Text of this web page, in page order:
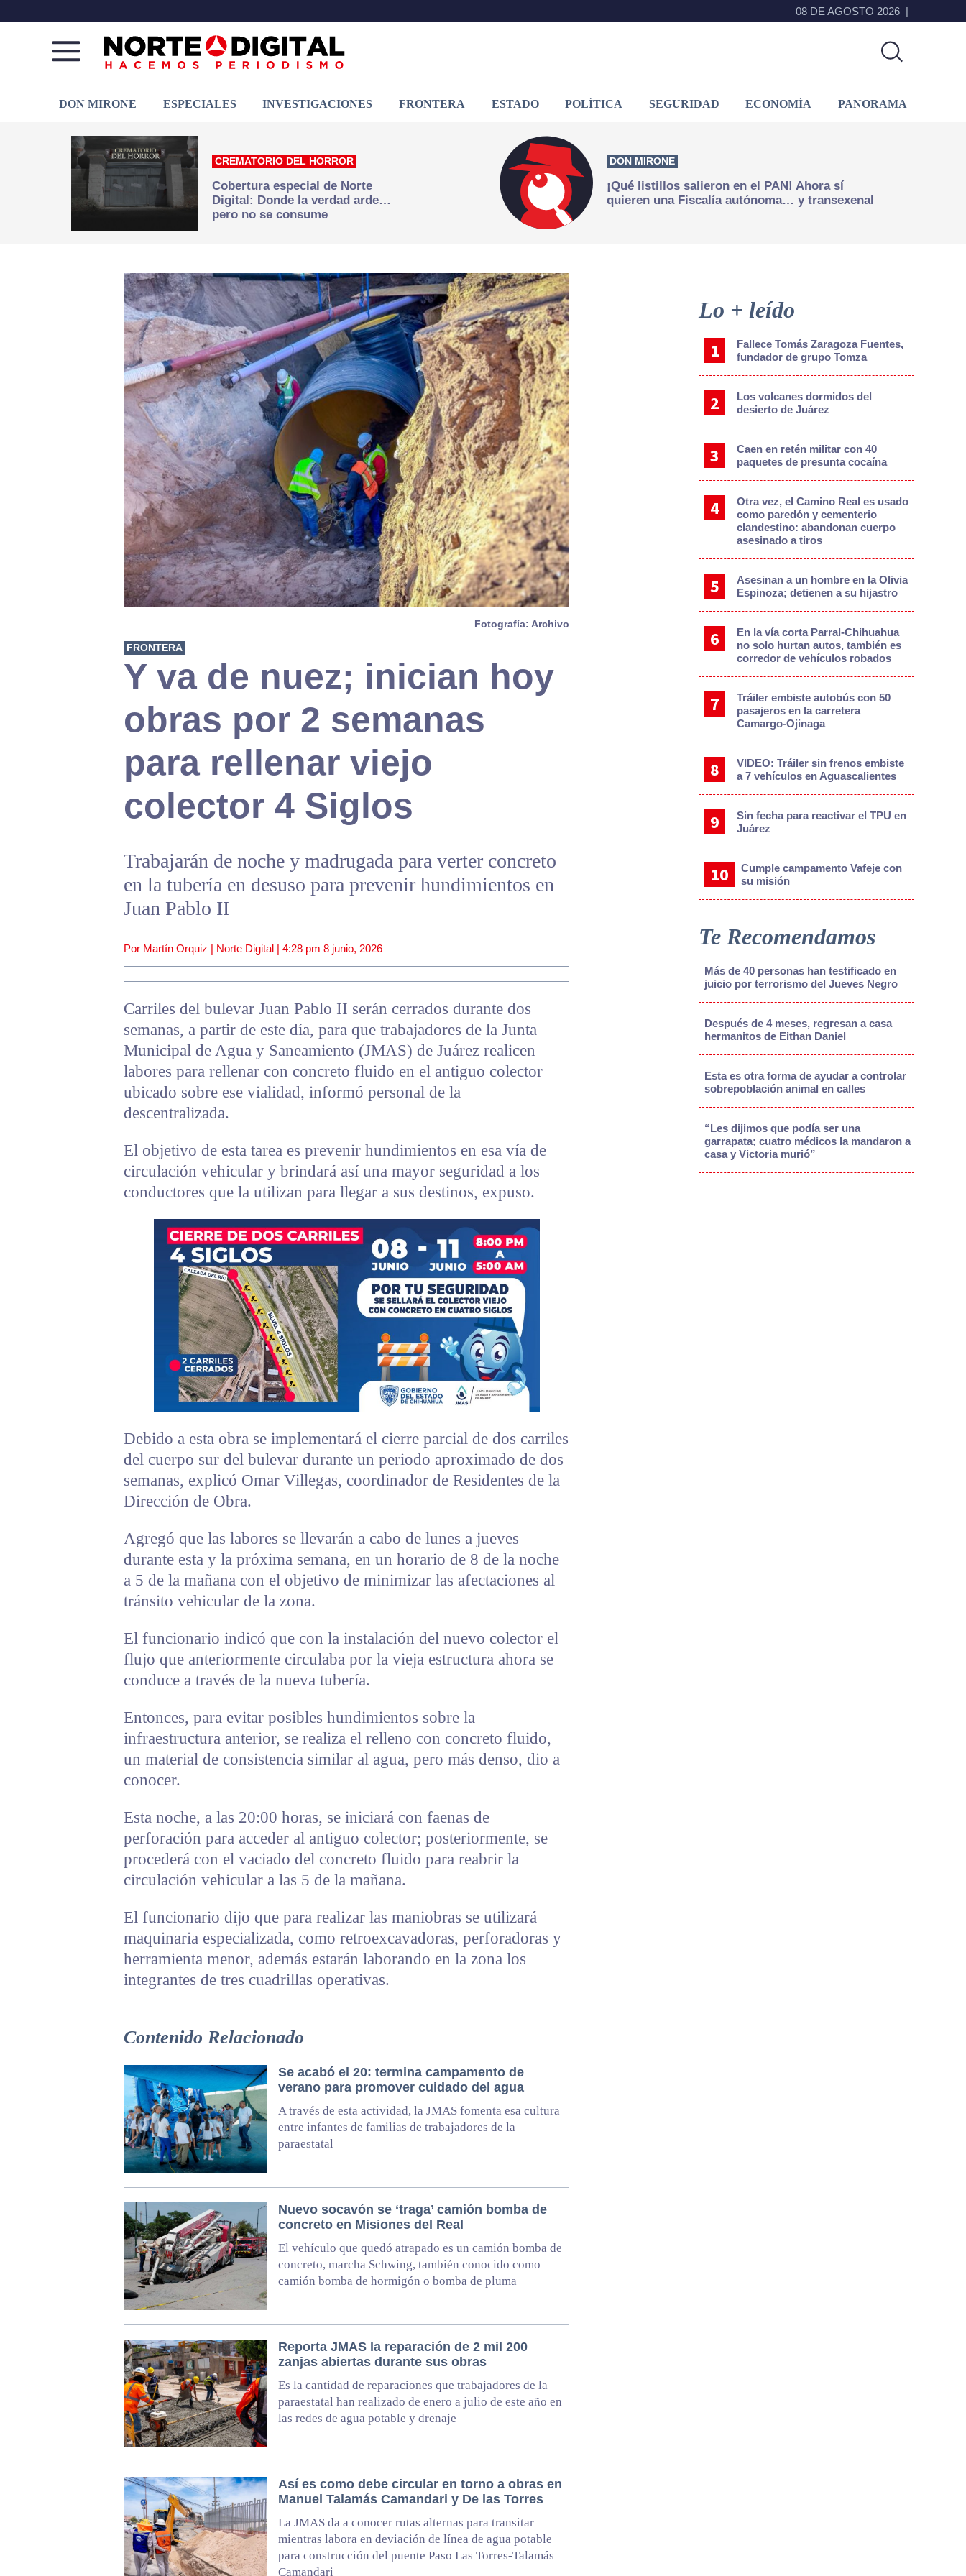
08 DE AGOSTO 2026
de
Juárez
que
hacemos periodismo
DON MIRONE ESPECIALES INVESTIGACIONES FRONTERA ESTADO POLÍTICA SEGURIDAD ECONOMÍA PANORAMA
CREMATORIO DEL HORROR
Cobertura especial de Norte
Digital: Donde la verdad arde…
pero no se consume
DON MIRONE
¡Qué listillos salieron en el PAN! Ahora sí
quieren una Fiscalía autónoma… y transexenal
Fotografía: Archivo
FRONTERA
Y va de nuez; inician hoy
obras por 2 semanas
para rellenar viejo
colector 4 Siglos
Trabajarán de noche y madrugada para verter concreto
en la tubería en desuso para prevenir hundimientos en
Juan Pablo II
Por Martín Orquiz | Norte Digital | 4:28 pm 8 junio, 2026
Carriles del bulevar Juan Pablo II serán cerrados durante dos
semanas, a partir de este día, para que trabajadores de la Junta
Municipal de Agua y Saneamiento (JMAS) de Juárez realicen
labores para rellenar con concreto fluido en el antiguo colector
ubicado sobre ese vialidad, informó personal de la
descentralizada.
El objetivo de esta tarea es prevenir hundimientos en esa vía de
circulación vehicular y brindará así una mayor seguridad a los
conductores que la utilizan para llegar a sus destinos, expuso.
Debido a esta obra se implementará el cierre parcial de dos carriles
del cuerpo sur del bulevar durante un periodo aproximado de dos
semanas, explicó Omar Villegas, coordinador de Residentes de la
Dirección de Obra.
Agregó que las labores se llevarán a cabo de lunes a jueves
durante esta y la próxima semana, en un horario de 8 de la noche
a 5 de la mañana con el objetivo de minimizar las afectaciones al
tránsito vehicular de la zona.
El funcionario indicó que con la instalación del nuevo colector el
flujo que anteriormente circulaba por la vieja estructura ahora se
conduce a través de la nueva tubería.
Entonces, para evitar posibles hundimientos sobre la
infraestructura anterior, se realiza el relleno con concreto fluido,
un material de consistencia similar al agua, pero más denso, dio a
conocer.
Esta noche, a las 20:00 horas, se iniciará con faenas de
perforación para acceder al antiguo colector; posteriormente, se
procederá con el vaciado del concreto fluido para reabrir la
circulación vehicular a las 5 de la mañana.
El funcionario dijo que para realizar las maniobras se utilizará
maquinaria especializada, como retroexcavadoras, perforadoras y
herramienta menor, además estarán laborando en la zona los
integrantes de tres cuadrillas operativas.
Contenido Relacionado
Se acabó el 20: termina campamento de
verano para promover cuidado del agua
A través de esta actividad, la JMAS fomenta esa cultura
entre infantes de familias de trabajadores de la
paraestatal
Nuevo socavón se ‘traga’ camión bomba de
concreto en Misiones del Real
El vehículo que quedó atrapado es un camión bomba de
concreto, marcha Schwing, también conocido como
camión bomba de hormigón o bomba de pluma
Reporta JMAS la reparación de 2 mil 200
zanjas abiertas durante sus obras
Es la cantidad de reparaciones que trabajadores de la
paraestatal han realizado de enero a julio de este año en
las redes de agua potable y drenaje
Así es como debe circular en torno a obras en
Manuel Talamás Camandari y De las Torres
La JMAS da a conocer rutas alternas para transitar
mientras labora en deviación de línea de agua potable
para construcción del puente Paso Las Torres-Talamás
Camandari
Sidebar
Lo + leído
Fallece Tomás Zaragoza Fuentes,
fundador de grupo Tomza
Los volcanes dormidos del
desierto de Juárez
Caen en retén militar con 40
paquetes de presunta cocaína
Otra vez, el Camino Real es usado
como paredón y cementerio
clandestino: abandonan cuerpo
asesinado a tiros
Asesinan a un hombre en la Olivia
Espinoza; detienen a su hijastro
En la vía corta Parral-Chihuahua
no solo hurtan autos, también es
corredor de vehículos robados
Tráiler embiste autobús con 50
pasajeros en la carretera
Camargo-Ojinaga
VIDEO: Tráiler sin frenos embiste
a 7 vehículos en Aguascalientes
Sin fecha para reactivar el TPU en
Juárez
Cumple campamento Vafeje con
su misión
Te Recomendamos
Más de 40 personas han testificado en
juicio por terrorismo del Jueves Negro
Después de 4 meses, regresan a casa
hermanitos de Eithan Daniel
Esta es otra forma de ayudar a controlar
sobrepoblación animal en calles
“Les dijimos que podía ser una
garrapata; cuatro médicos la mandaron a
casa y Victoria murió”